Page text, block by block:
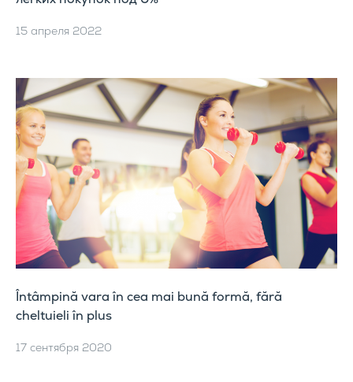
15 апреля 2022
Întâmpină vara în cea mai bună formă, fără
cheltuieli în plus
17 сентября 2020